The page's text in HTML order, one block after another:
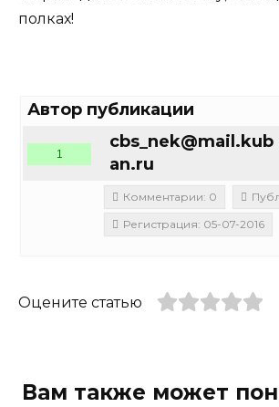
полках!
Автор публикации
cbs_nek@mail.kub
an.ru
1
Комментарии: 0
Регистрация: 05-07-2016
Оцените статью
Вам также может